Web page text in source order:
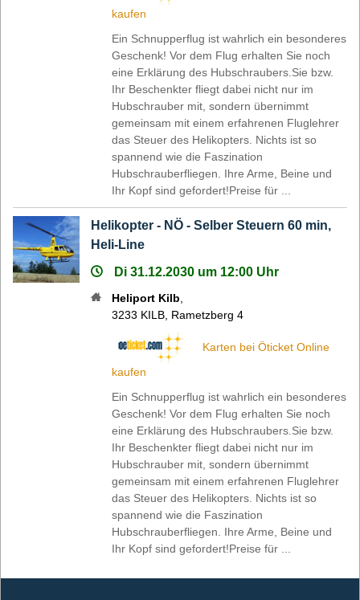
kaufen
Ein Schnupperflug ist wahrlich ein besonderes
Geschenk! Vor dem Flug erhalten Sie noch
eine Erklärung des Hubschraubers.Sie bzw.
Ihr Beschenkter fliegt dabei nicht nur im
Hubschrauber mit, sondern übernimmt
gemeinsam mit einem erfahrenen Fluglehrer
das Steuer des Helikopters. Nichts ist so
spannend wie die Faszination
Hubschrauberfliegen. Ihre Arme, Beine und
Ihr Kopf sind gefordert!Preise für ...
Helikopter - NÖ - Selber Steuern 60 min,
Heli-Line
Di 31.12.2030 um 12:00 Uhr
Heliport Kilb
3233 KILB Rametzberg 4
Karten bei Öticket Online
kaufen
Ein Schnupperflug ist wahrlich ein besonderes
Geschenk! Vor dem Flug erhalten Sie noch
eine Erklärung des Hubschraubers.Sie bzw.
Ihr Beschenkter fliegt dabei nicht nur im
Hubschrauber mit, sondern übernimmt
gemeinsam mit einem erfahrenen Fluglehrer
das Steuer des Helikopters. Nichts ist so
spannend wie die Faszination
Hubschrauberfliegen. Ihre Arme, Beine und
Ihr Kopf sind gefordert!Preise für ...